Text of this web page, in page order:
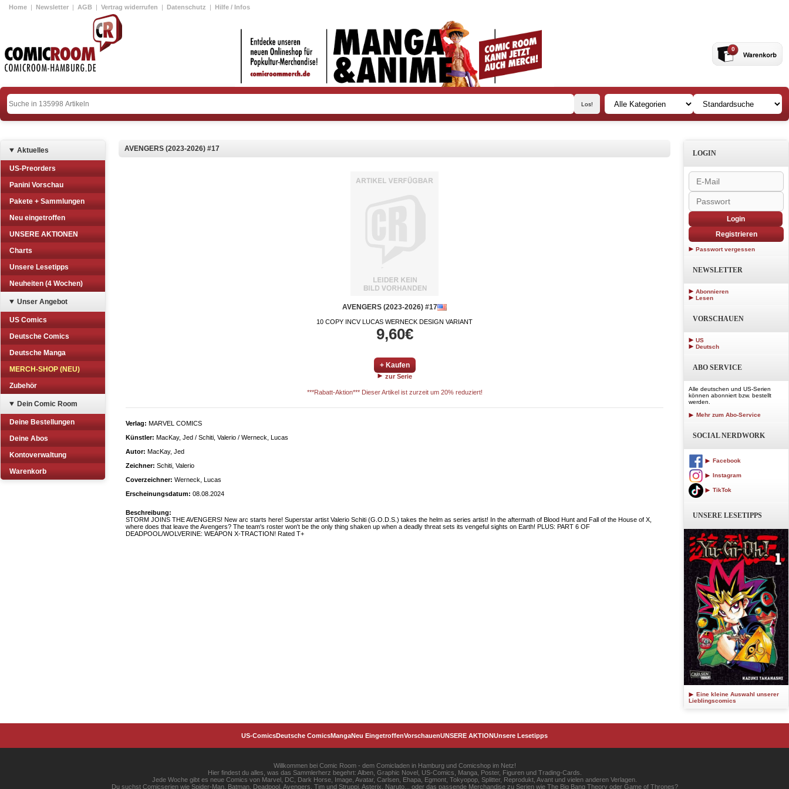
Home | Newsletter | AGB | Vertrag widerrufen | Datenschutz | Hilfe / Infos
0
Aktuelles
US-Preorders
Panini Vorschau
Pakete + Sammlungen
Neu eingetroffen
UNSERE AKTIONEN
Charts
Unsere Lesetipps
Neuheiten (4 Wochen)
Unser Angebot
US Comics
Deutsche Comics
Deutsche Manga
MERCH-SHOP (NEU)
Zubehör
Dein Comic Room
Deine Bestellungen
Deine Abos
Kontoverwaltung
Warenkorb
AVENGERS (2023-2026) #17
AVENGERS (2023-2026) #17
10 COPY INCV LUCAS WERNECK DESIGN VARIANT
9,60€
+ Kaufen
zur Serie
***Rabatt-Aktion*** Dieser Artikel ist zurzeit um 20% reduziert!
Verlag: MARVEL COMICS
Künstler: MacKay, Jed / Schiti, Valerio / Werneck, Lucas
Autor: MacKay, Jed
Zeichner: Schiti, Valerio
Coverzeichner: Werneck, Lucas
Erscheinungsdatum: 08.08.2024
Beschreibung:
STORM JOINS THE AVENGERS! New arc starts here! Superstar artist Valerio Schiti (G.O.D.S.) takes the helm as series artist! In the aftermath of Blood Hunt and Fall of the House of X,
where does that leave the Avengers? The team's roster won't be the only thing shaken up when a deadly threat sets its vengeful sights on Earth! PLUS: PART 6 OF
DEADPOOL/WOLVERINE: WEAPON X-TRACTION! Rated T+
LOGIN
Login
Registrieren
Passwort vergessen
NEWSLETTER
Abonnieren
Lesen
VORSCHAUEN
US
Deutsch
ABO SERVICE
Alle deutschen und US-Serien
können abonniert bzw. bestellt
werden.
Mehr zum Abo-Service
SOCIAL NERDWORK
Facebook
Instagram
TikTok
UNSERE LESETIPPS
Eine kleine Auswahl unserer
Lieblingscomics
US-ComicsDeutsche ComicsMangaNeu EingetroffenVorschauenUNSERE AKTIONUnsere Lesetipps
Willkommen bei Comic Room - dem Comicladen in Hamburg und Comicshop im Netz!
Hier findest du alles, was das Sammlerherz begehrt: Alben, Graphic Novel, US-Comics, Manga, Poster, Figuren und Trading-Cards.
Jede Woche gibt es neue Comics von Marvel, DC, Dark Horse, Image, Avatar, Carlsen, Ehapa, Egmont, Tokyopop, Splitter, Reprodukt, Avant und vielen anderen Verlagen.
Du suchst Comicserien wie Spider-Man, Batman, Deadpool, Avengers, Tim und Struppi, Asterix, Naruto... oder das passende Merchandise zu Serien wie The Big Bang Theory oder Game of Thrones?